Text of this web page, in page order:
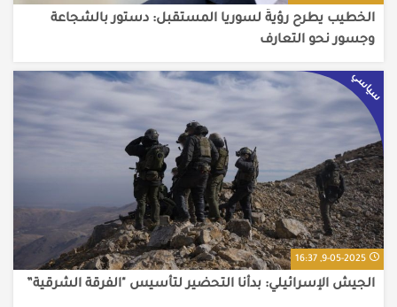
الخطيب يطرح رؤيةً لسوريا المستقبل: دستور بالشجاعة
وجسور نحو التعارف
سياسي
9-05-2025, 16:37
الجيش الإسرائيلي: بدأنا التحضير لتأسيس "الفرقة الشرقية”